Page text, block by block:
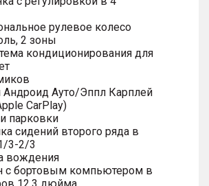
рулевое колесо
2 зоны
кондиционирования для
Андроид Ауто/Эппл Карплей
CarPlay)
парковки
сидений второго ряда в
3-2/3
вождения
с бортовым компьютером в
12.3 дюйма